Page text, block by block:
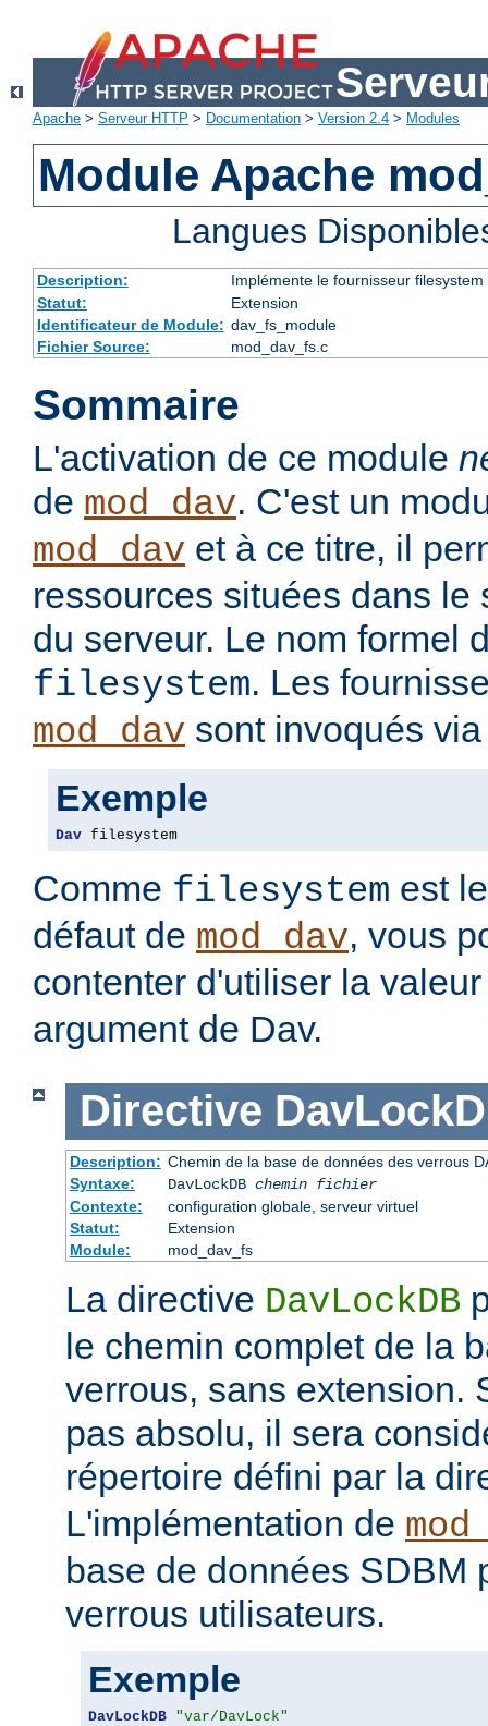
Apache > Serveur HTTP > Documentation > Version 2.4 > Modules
Module Apache
Langues
Description:
Implémente le fournisseur
Statut:
Extension
Identificateur de Module: dav_fs_module
Fichier Source:
mod_dav_fs.c
Sommaire
L'activation de ce module
de mod_dav. C'est un
mod_dav et à ce titre, il
ressources situées dans le
du serveur. Le nom formel
filesystem. Les
mod_dav sont invoqués
Exemple
Dav filesystem
Comme filesystem est
défaut de mod_dav, vous
contenter d'utiliser la
argument de Dav.
Directive
Description: Chemin de la base de données des verrous
Syntaxe:
DavLockDB chemin fichier
Contexte:
configuration globale, serveur virtuel
Statut:
Extension
Module:
mod_dav_fs
La directive DavLockDB
le chemin complet de la
verrous, sans extension.
pas absolu, il sera
répertoire défini par la
L'implémentation de
base de données SDBM
verrous utilisateurs.
Exemple
DavLockDB "var/DavLock"